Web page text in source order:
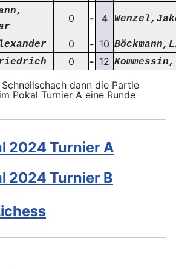
0 - 4
0 - 10
0 - 12
dann die Partie
Pokal Turnier A eine Runde
2024 Turnier A
2024 Turnier B